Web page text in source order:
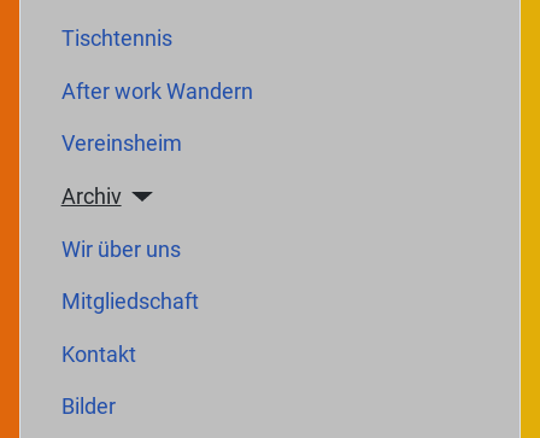
Tischtennis
After work Wandern
Vereinsheim
Archiv
Wir über uns
Mitgliedschaft
Kontakt
Bilder